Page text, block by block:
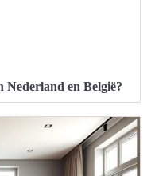
en België?